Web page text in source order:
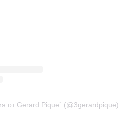
от Gerard Pique` (@3gerardpique)